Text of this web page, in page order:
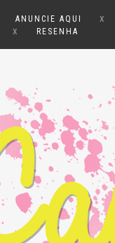
ANUNCIE AQUI x
x RESENHA